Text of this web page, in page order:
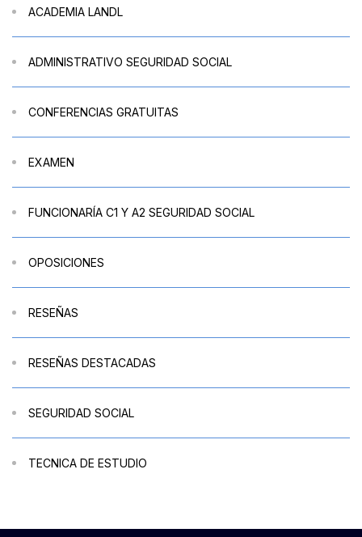
ACADEMIA LANDL
ADMINISTRATIVO SEGURIDAD SOCIAL
CONFERENCIAS GRATUITAS
EXAMEN
FUNCIONARÍA C1 Y A2 SEGURIDAD SOCIAL
OPOSICIONES
RESEÑAS
RESEÑAS DESTACADAS
SEGURIDAD SOCIAL
TECNICA DE ESTUDIO